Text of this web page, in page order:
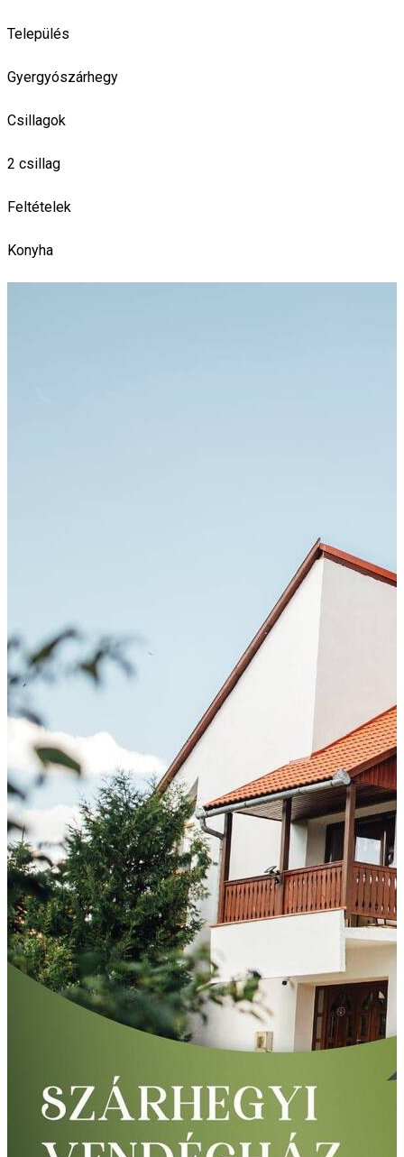
Település
Gyergyószárhegy
Csillagok
2 csillag
Feltételek
Konyha